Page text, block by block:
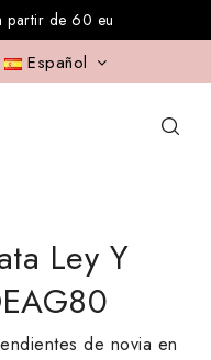
partir de 60 eu
Español
Ley Y
de novia en